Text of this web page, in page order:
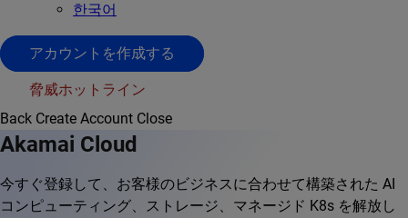
한국어
アカウントを作成する
脅威ホットライン
Back Create Account Close
Akamai Cloud
今すぐ登録して、お客様のビジネスに合わせて構築された AI
コンピューティング、ストレージ、マネージド K8s を解放し